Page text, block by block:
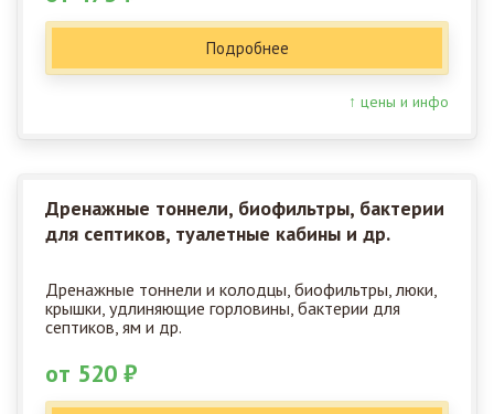
Подробнее
↑ цены и инфо
Дренажные тоннели, биофильтры, бактерии
для септиков, туалетные кабины и др.
Дренажные тоннели и колодцы, биофильтры, люки,
крышки, удлиняющие горловины, бактерии для
септиков, ям и др.
от 520 ₽